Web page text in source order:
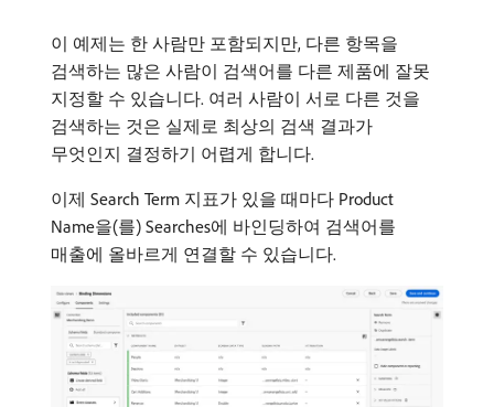
이 예제는 한 사람만 포함되지만, 다른 항목을
검색하는 많은 사람이 검색어를 다른 제품에 잘못
지정할 수 있습니다. 여러 사람이 서로 다른 것을
검색하는 것은 실제로 최상의 검색 결과가
무엇인지 결정하기 어렵게 합니다.
이제 Search Term 지표가 있을 때마다 Product
Name을(를) Searches에 바인딩하여 검색어를
매출에 올바르게 연결할 수 있습니다.